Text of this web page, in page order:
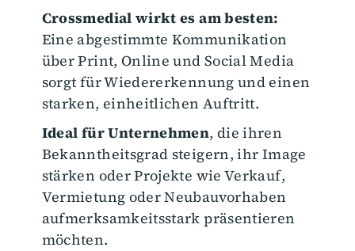
Crossmedial wirkt es am besten:
Eine abgestimmte Kommunikation
über Print, Online und Social Media
sorgt für Wiedererkennung und einen
starken, einheitlichen Auftritt.
Ideal für Unternehmen, die ihren
Bekanntheitsgrad steigern, ihr Image
stärken oder Projekte wie Verkauf,
Vermietung oder Neubauvorhaben
aufmerksamkeitsstark präsentieren
möchten.